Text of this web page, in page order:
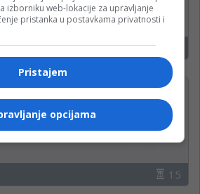
crtač
Infratek
15
izborniku web-lokacije za upravljanje
pristanka u postavkama privatnosti i
Pristajem
opcijama